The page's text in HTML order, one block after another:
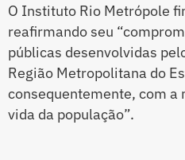
O Instituto Rio Metrópole
reafirmando seu
públicas desenvolvidas
Região Metropolitana do
consequentemente, com a
vida da população”.